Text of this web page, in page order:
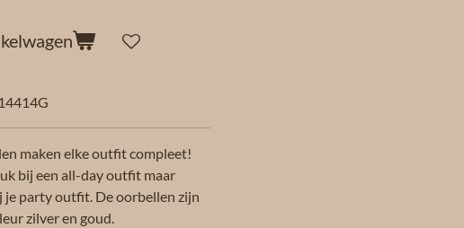
maken elke outfit compleet!
bij een all-day outfit maar
je party outfit. De oorbellen zijn
zilver en goud.